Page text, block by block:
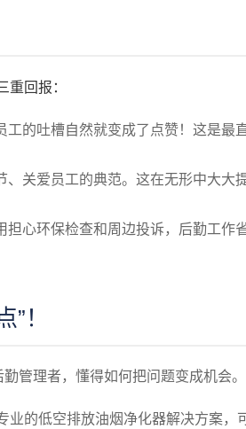
回报：
的吐槽自然就变成了点赞！这是最
关爱员工的典范。这在无形中大大
心环保检查和周边投诉，后勤工作
！
管理者，懂得如何把问题变成机会。
业的低空排放油烟净化器解决方案，